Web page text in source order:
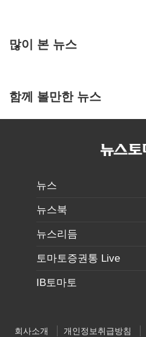
많이 본 뉴스
함께 볼만한 뉴스
뉴스
뉴스북
뉴스리듬
토마토증권통 Live
IB토마토
회사소개 개인정보취급방침